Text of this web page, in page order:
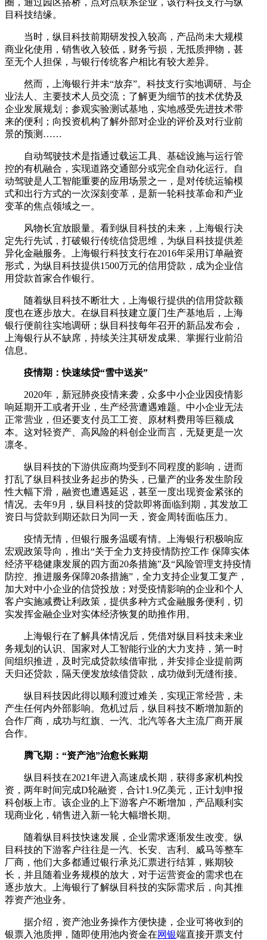
目科技结缘。
当时，纵目科技前期研发投入较高，产品尚未大规模
商业化使用，销售收入较低，财务亏损，无抵质押物，甚
至无个人担保，与银行传统客户相比有较大差异。
然而，上海银行并未“放弃”。科技支行实地调研、与企
业法人、主要技术人员交流；了解更为细节的技术优势及
企业发展规划；参观实验测试基地，实地感受先进技术带
来的便利；向投资机构了解外部对企业的评价及对行业前
景的预测……
自动驾驶技术是指通过载运工具、基础设施与运行管
控的有机融合，实现道路交通部分或完全自动化运行。自
动驾驶是人工智能重要的应用场景之一，是对传统运输模
式和出行方式的一次深刻变革，是新一轮科技革命和产业
变革的焦点领域之一。
风物长宜放眼量。看到纵目科技的未来，上海银行决
定先行先试，打破银行传统信贷思维，为纵目科技提供差
异化金融服务。上海银行科技支行在2016年采用订单融资
形式，为纵目科技提供1500万元的信用贷款，成为企业信
用贷款首家合作银行。
随着纵目科技不断壮大，上海银行提供的信用贷款额
度也在逐步放大。在纵目科技建立厦门生产基地后，上海
银行便前往实地调研；纵目科技每年召开的新品发布会，
上海银行从不缺席，持续关注其研发成果、掌握行业前沿
信息。
疫情期：快速续贷“雪中送炭”
2020年，新冠肺炎疫情来袭，众多中小企业因疫情影
响延期开工或者开业，生产经营遭遇难题。中小企业无法
正常营业，但还要支付员工工资、原材料费用等巨额成
本。这对轻资产、高风险的科创企业而言，无疑更是一次
凛冬。
纵目科技的下游供应商均受到不同程度的影响，进而
打乱了纵目科技业务起步的势头，已量产的业务发生阶段
性大幅下滑，融资也遭遇延迟，甚至一度出现资金紧张的
情况。去年9月，纵目科技的贷款即将面临到期，其发放工
资日与贷款到期还款日为同一天，资金周转面临压力。
疫情无情，但银行服务温暖有情。上海银行积极响应
宏观政策导向，推出“关于全力支持疫情防控工作 保障实体
经济平稳健康发展的四方面20条措施”及“风险管理支持疫情
防控、推进服务保障20条措施”，全力支持企业复工复产，
加大对中小企业的信贷投放；对受疫情影响的企业和个人
客户实施减费让利政策，提供多种方式金融服务便利，切
实发挥金融企业对实体经济恢复的助推作用。
上海银行在了解具体情况后，凭借对纵目科技未来业
务规划的认识、国家对人工智能行业的大力支持，第一时
间组织推进，及时完成贷款续借审批，并安排企业提前两
天归还贷款，隔天便发放续借贷款，成功做到无缝衔接。
纵目科技因此得以顺利渡过难关，实现正常经营，未
产生任何内外部影响。危机过后，纵目科技不断增加新的
合作厂商，成功与红旗、一汽、北汽等各大主流厂商开展
合作。
腾飞期：“资产池”治愈长账期
纵目科技在2021年进入高速成长期，获得多家机构投
资，两年时间完成D轮融资，合计1.9亿美元，正计划申报
科创板上市。该企业的上下游客户不断增加，产品顺利实
现商业化，销售进入新一轮大幅增长期。
随着纵目科技快速发展，企业需求逐渐发生改变。纵
目科技的下游客户往往是一汽、长安、吉利、威马等整车
厂商，他们大多都通过银行承兑汇票进行结算，账期较
长，并且随着业务规模的放大，对于运营资金的需求也在
逐步放大。上海银行了解纵目科技的实际需求后，向其推
荐资产池业务。
据介绍，资产池业务操作方便快捷，企业可将收到的
银票入池质押，随即使用池内资金在网银端直接开票支付